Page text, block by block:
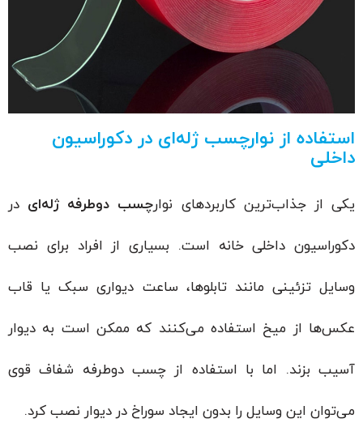
استفاده از نوارچسب ژله‌ای در دکوراسیون
داخلی
یکی از جذاب‌ترین کاربردهای نوارچسب دوطرفه ژله‌ایدر
دکوراسیون داخلی خانه است. بسیاری از افراد برای نصب
وسایل تزئینی مانند تابلوها، ساعت دیواری سبک یا قاب
عکس‌ها از میخ استفاده می‌کنند که ممکن است به دیوار
آسیب بزند. اما با استفاده از چسب دوطرفه شفاف قوی
می‌توان این وسایل را بدون ایجاد سوراخ در دیوار نصب کرد.